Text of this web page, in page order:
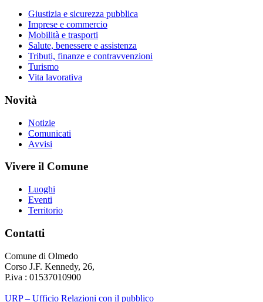
Giustizia e sicurezza pubblica
Imprese e commercio
Mobilità e trasporti
Salute, benessere e assistenza
Tributi, finanze e contravvenzioni
Turismo
Vita lavorativa
Novità
Notizie
Comunicati
Avvisi
Vivere il Comune
Luoghi
Eventi
Territorio
Contatti
Comune di Olmedo
Corso J.F. Kennedy, 26,
P.iva : 01537010900
URP – Ufficio Relazioni con il pubblico